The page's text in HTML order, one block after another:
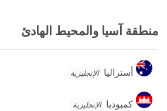
منطقة آسيا والمحيط الهادئ
أستراليا
أستراليا الإنجليزية
كمبوديا
كمبوديا الإنجليزية